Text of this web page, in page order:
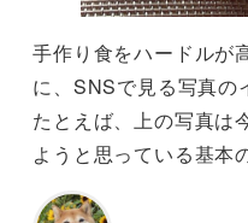
手作り食をハードルが
に、SNSで見る写真の
たとえば、上の写真は
ようと思っている基本